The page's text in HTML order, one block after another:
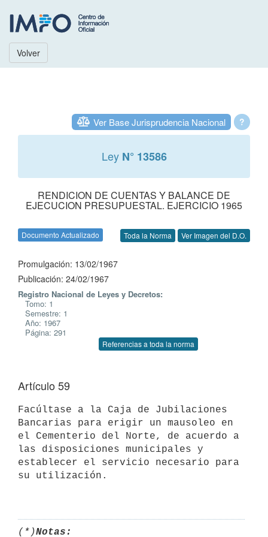
Volver
?
Ver Base Jurisprudencia Nacional
Ley N° 13586
RENDICION DE CUENTAS Y BALANCE DE
EJECUCION PRESUPUESTAL. EJERCICIO 1965
Documento Actualizado Toda la Norma Ver Imagen del D.O.
Promulgación: 13/02/1967
Publicación: 24/02/1967
Registro Nacional de Leyes y Decretos:
Tomo: 1
Semestre: 1
Año: 1967
Página: 291
Referencias a toda la norma
Artículo 59
Facúltase a la Caja de Jubilaciones
Bancarias para erigir un mausoleo en
el Cementerio del Norte, de acuerdo a
las disposiciones municipales y
establecer el servicio necesario para
su utilización.
(*)Notas: